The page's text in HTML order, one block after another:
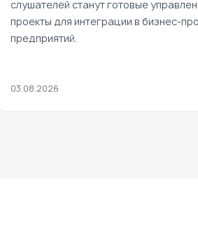
слушателей станут готовые
проекты для интеграции в бизнес-
предприятий.
03.08.2026